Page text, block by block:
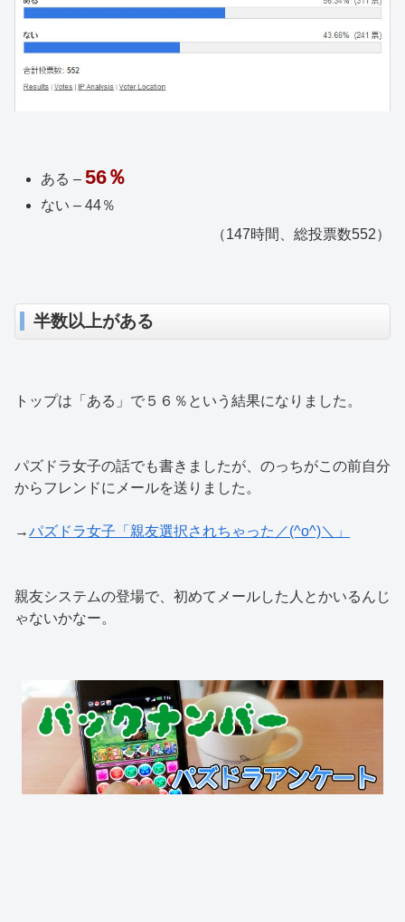
ある –56％
ない – 44％
（147時間、総投票数552）
半数以上がある
トップは「ある」で５６％という結果になりました。
パズドラ女子の話でも書きましたが、のっちがこの前自分
からフレンドにメールを送りました。
→パズドラ女子「親友選択されちゃった／(^o^)＼」
親友システムの登場で、初めてメールした人とかいるんじ
ゃないかなー。